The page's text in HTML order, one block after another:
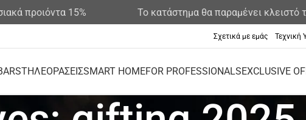
15% Το κατάστημα θα παραμένει κλειστό τα
Σχετικά με εμάς Τεχνική
ΤΗΛΕΟΡΑΣΕΙΣSMART HOMEFOR PROFESSIONALSEXCLUSIVE